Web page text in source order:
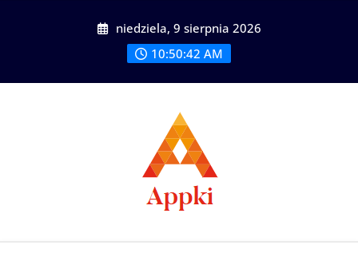
niedziela, 9 sierpnia 2026
10:50:43 AM